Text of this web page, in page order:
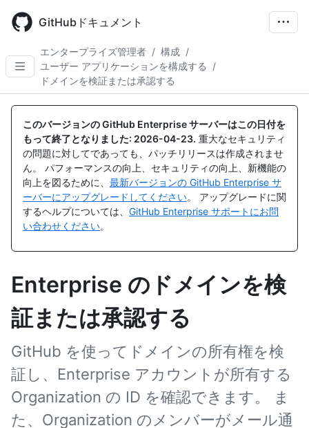
main
GitHubドキュメント
エンタープライズ管理者 / 構成 /
ユーザー アプリケーションを構成する
/
ドメインを検証または承認する
このバージョンの GitHub Enterprise サーバーはこの日付を
もって終了となりました: 2026-04-23. 重大なセキュリティ
の問題に対してであっても、パッチリリースは作成されませ
ん。 パフォーマンスの向上、セキュリティの向上、新機能の
向上を図るために、 最新バージョンの GitHub Enterprise サ
ーバーにアップグレードしてください。 アップグレードに関
するヘルプについては、 GitHub Enterprise サポートにお問
い合わせください。
Enterprise のドメインを検
証または承認する
GitHub を使ってドメインの所有権を検
証し、Enterprise アカウントが所有する
Organization の ID を確認できます。 ま
た、Organization のメンバーがメール通